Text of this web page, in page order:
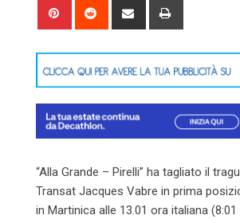
Pinterest Reddit
Share
“Alla Grande – Pirelli” ha tagliato il
Transat Jacques Vabre in prima
in Martinica alle 13.01 ora italiana